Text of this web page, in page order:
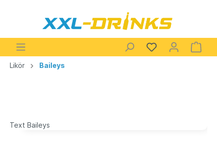
Likör Baileys
Text Baileys